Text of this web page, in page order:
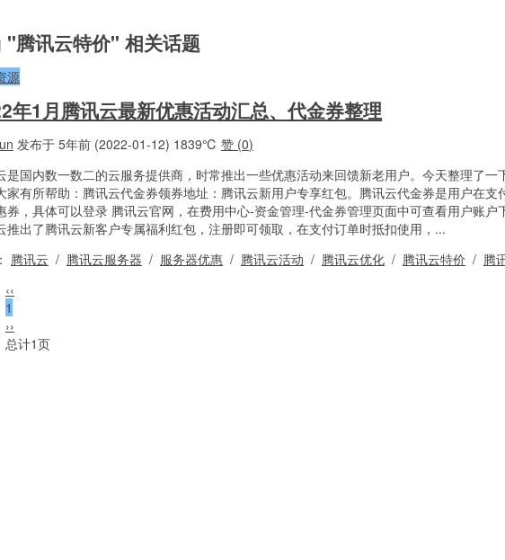
"腾讯云特价" 相关话题
源
年1月腾讯云最新优惠活动汇总、代金券整理
发布于 5年前 (2022-01-12) 1839℃ 赞 (0)
是国内数一数二的云服务提供商，时常推出一些优惠活动来回馈新老用户。今天整理了一
家有所帮助：腾讯云代金券领券地址：腾讯云新用户专享红包。腾讯云代金券是用户在支
券，具体可以登录 腾讯云官网，在费用中心-资金管理-代金券管理页面中可查看用户账户
推出了腾讯云新客户专属福利红包，注册即可领取，在支付订单时抵扣使用，...
腾讯云 / 腾讯云服务器 / 服务器优惠 / 腾讯云活动 / 腾讯云优化 / 腾讯云特价 / 腾
‹‹
1
››
总计1页